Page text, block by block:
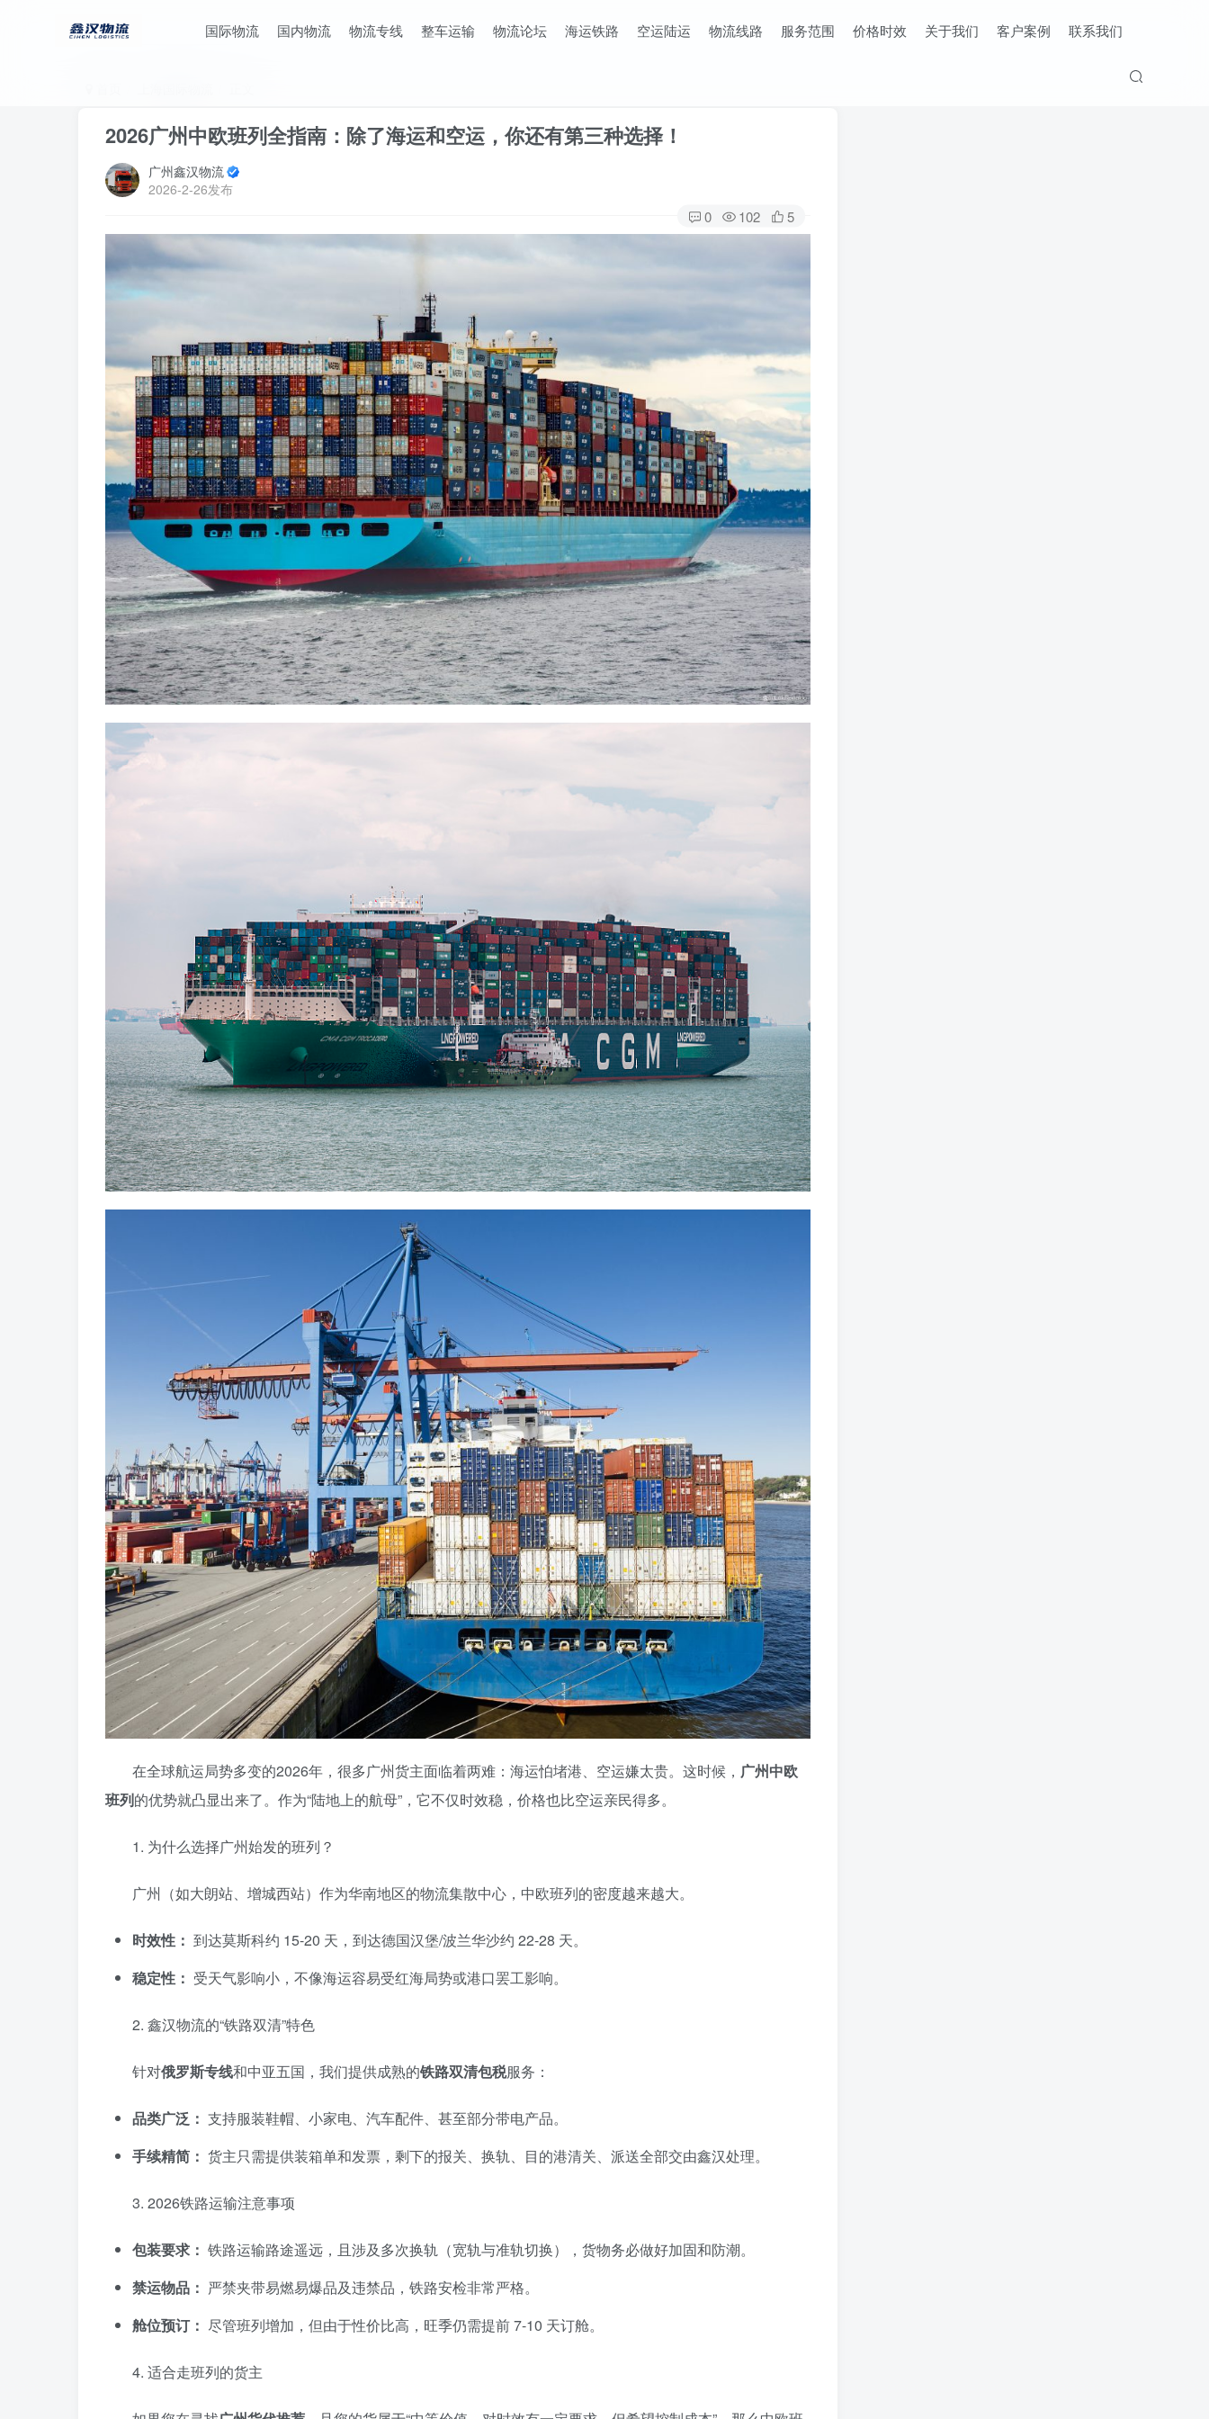
国际物流 国内物流 物流专线 整车运输 物流论坛 海运铁路 空运陆运 物流线路 服务范围 价格时效 关于我们 客户案例 联系我们
2026广州中欧班列全指南：除了海运和空运，你还有第三种选择！
广州鑫汉物流
2026-2-26发布
0 102 5
​在全球航运局势多变的2026年，很多广州货主面临着两难：海运怕堵港、空运嫌太贵。这时候， 广州中欧
班列的优势就凸显出来了。作为“陆地上的航母”，它不仅时效稳，价格也比空运亲民得多。
​1. 为什么选择广州始发的班列？
​广州（如大朗站、增城西站）作为华南地区的物流集散中心，中欧班列的密度越来越大。
时效性： 到达莫斯科约 15-20 天，到达德国汉堡/波兰华沙约 22-28 天。
稳定性： 受天气影响小，不像海运容易受红海局势或港口罢工影响。
​2. 鑫汉物流的“铁路双清”特色
​针对俄罗斯专线和中亚五国，我们提供成熟的铁路双清包税服务：
品类广泛： 支持服装鞋帽、小家电、汽车配件、甚至部分带电产品。
手续精简： 货主只需提供装箱单和发票，剩下的报关、换轨、目的港清关、派送全部交由鑫汉处理。
​3. 2026铁路运输注意事项
包装要求： 铁路运输路途遥远，且涉及多次换轨（宽轨与准轨切换），货物务必做好加固和防潮。
禁运物品： 严禁夹带易燃易爆品及违禁品，铁路安检非常严格。
舱位预订： 尽管班列增加，但由于性价比高，旺季仍需提前 7-10 天订舱。
​4. 适合走班列的货主